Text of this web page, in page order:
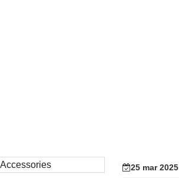
25 mar 2025